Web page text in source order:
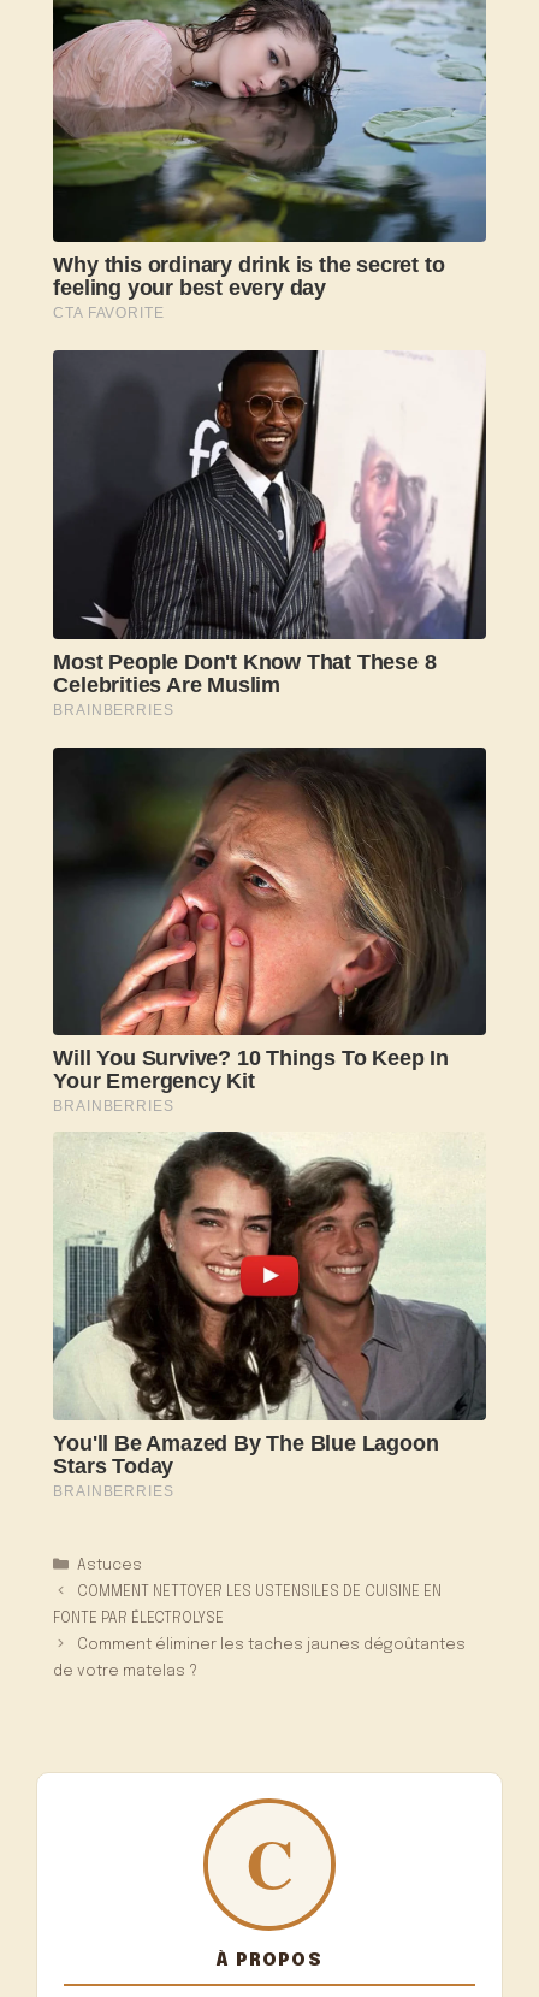
Catégories
Astuces
COMMENT NETTOYER LES USTENSILES DE CUISINE EN
FONTE PAR ÉLECTROLYSE
Comment éliminer les taches jaunes dégoûtantes
de votre matelas ?
À PROPOS